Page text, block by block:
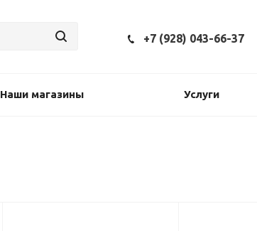
+7 (928) 043-66-37
Наши магазины Услуги